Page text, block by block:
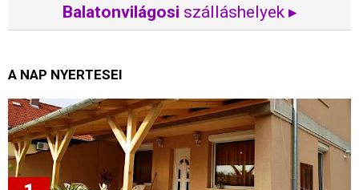
Balatonvilágosi szálláshelyek ▸
A NAP NYERTESEI